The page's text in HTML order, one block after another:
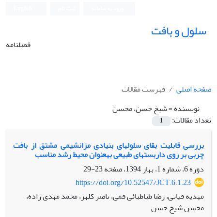
سلول و بافت
فصلنامه
صفحه اصلی
فهرست مقالات
نویسنده =شیخ حسن، محسن
تعداد مقالات:
1
بررسی قابلیت بقای سلول‏های بنیادی مزانشیمی مشتق از بافت
چربی بر روی داربست‏های طبیعی به‏عنوان محیط رشد مناسب
دوره 6، شماره 1، بهار 1394، صفحه
23-29
https://doi.org/10.52547/JCT.6.1.23
مهدیه قیاثی، رضا طباطبائی قمی، ناصر کلهر، محمد مهدی زاده،
محسن شیخ حسن